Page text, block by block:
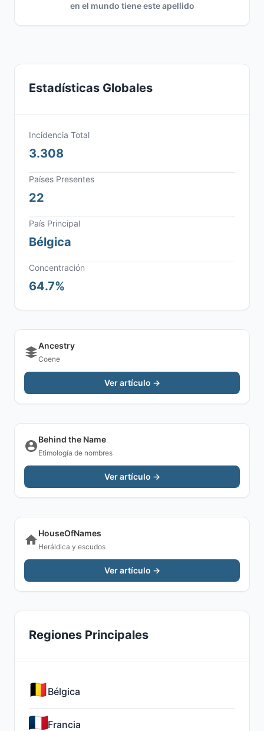
en el mundo tiene este apellido
Estadísticas Globales
Incidencia Total
3.308
Países Presentes
22
País Principal
Bélgica
Concentración
64.7%
Ancestry
Coene
Ver artículo →
Behind the Name
Etimología de nombres
Ver artículo →
HouseOfNames
Heráldica y escudos
Ver artículo →
Regiones Principales
Bélgica
Francia